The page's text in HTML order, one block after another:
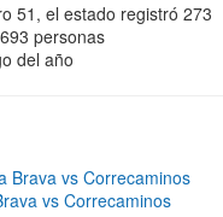
51, el estado registró 273
personas
del año
vs Correcaminos